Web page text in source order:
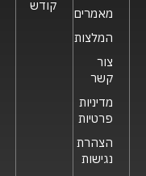
מאמרים
המלצות
צור
קשר
מדיניות
פרטיות
הצהרת
נגישות
קודש